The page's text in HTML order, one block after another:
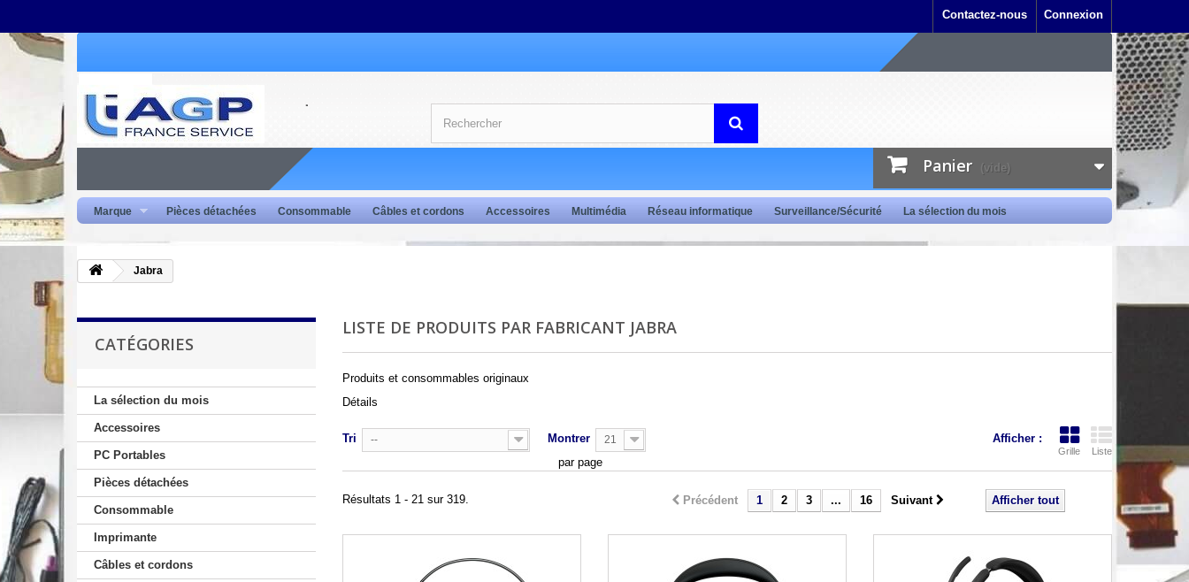
Connexion
Contactez-nous
Panier (vide)
Marque Pièces détachées Consommable Câbles et cordons Accessoires Multimédia Réseau informatique Surveillance/Sécurité La sélection du mois
Jabra
CATÉGORIES
La sélection du mois
Accessoires
PC Portables
Pièces détachées
Consommable
Imprimante
Câbles et cordons
LISTE DE PRODUITS PAR FABRICANT JABRA
Produits et consommables originaux
Détails
Afficher :
Grille Liste
Tri -- Montrer 21
par page
Afficher tout
Précédent 1 2 3 ... 16 Suivant
Résultats 1 - 21 sur 319.